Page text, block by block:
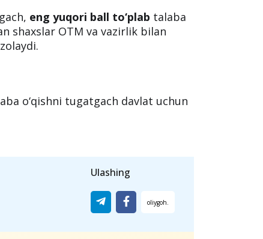
ajratilgan. Faqat bu grant davlat
kabi ehtiyojmand qatlamga emas,
eng yuqori ball to‘plabtalaba
shaxslar OTM va vazirlik bilan
o‘qishni tugatgach davlat uchun